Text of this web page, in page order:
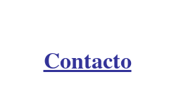
Contacto